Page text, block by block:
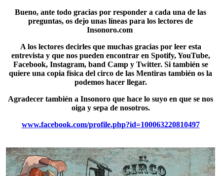
Bueno, ante todo gracias por responder a cada una de las
preguntas, os dejo unas líneas para los lectores de
Insonoro.com
A los lectores decirles que muchas gracias por leer esta
entrevista y que nos pueden encontrar en Spotify, YouTube,
Facebook, Instagram, band Camp y Twitter. Si también se
quiere una copia física del circo de las Mentiras también os la
podemos hacer llegar.
Agradecer también a Insonoro que hace lo suyo en que se nos
oiga y sepa de nosotros.
www.facebook.com/profile.php?id=100063220810497